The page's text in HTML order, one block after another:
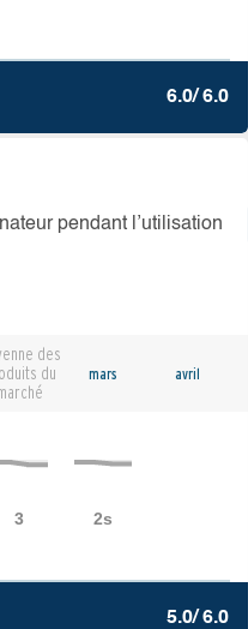
6.0/ 6.0
pendant l’utilisation
des
du
mars avril
5.0/ 6.0